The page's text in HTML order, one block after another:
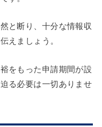
と断り、十分な情報収
えましょう。
をもった申請期間が設
る必要は一切ありませ